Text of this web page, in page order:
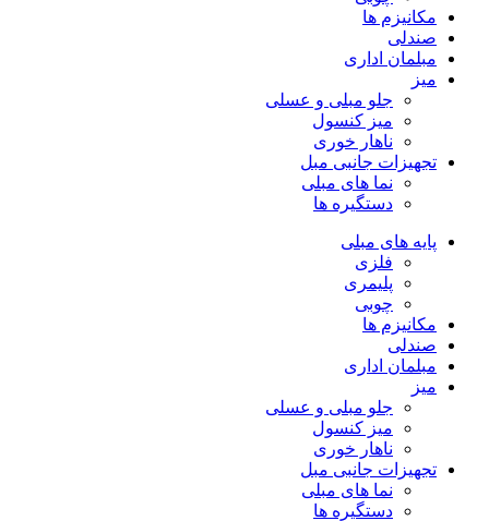
مکانیزم ها
صندلی
مبلمان اداری
میز
جلو مبلی و عسلی
میز کنسول
ناهار خوری
تجهیزات جانبی مبل
نما های مبلی
دستگیره ها
پایه های مبلی
فلزی
پلیمری
چوبی
مکانیزم ها
صندلی
مبلمان اداری
میز
جلو مبلی و عسلی
میز کنسول
ناهار خوری
تجهیزات جانبی مبل
نما های مبلی
دستگیره ها